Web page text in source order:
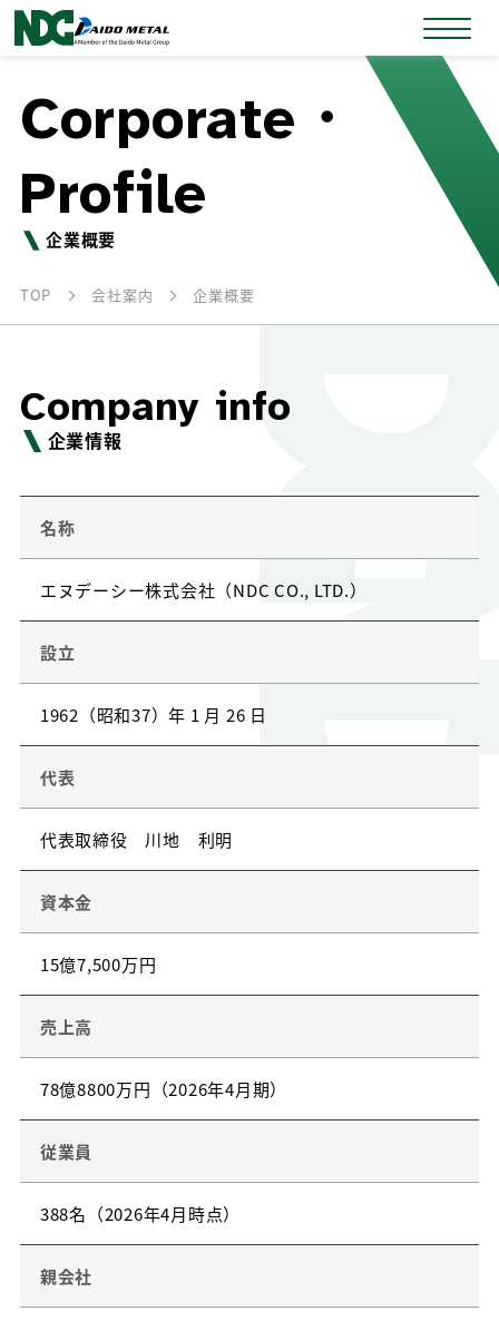
Corporate・
Profile
企業概要
TOP 会社案内 企業概要
Company info
企業情報
名称
エヌデーシー株式会社（NDC CO., LTD.）
設立
1962（昭和37）年 1 月 26 日
代表
代表取締役 川地 利明
資本金
15億7,500万円
売上高
78億8800万円（2026年4月期）
従業員
388名（2026年4月時点）
親会社